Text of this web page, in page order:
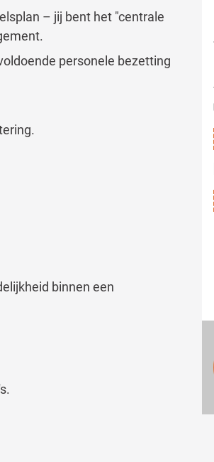
– jij bent het "centrale
personele bezetting
binnen een